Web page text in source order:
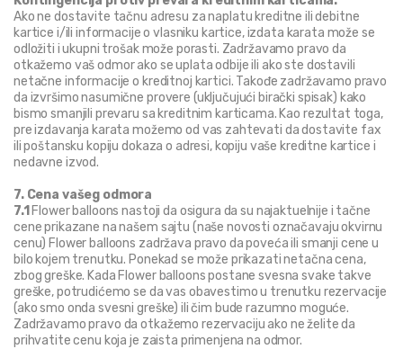
Ako ne dostavite tačnu adresu za naplatu kreditne ili debitne
kartice i/ili informacije o vlasniku kartice, izdata karata može se
odložiti i ukupni trošak može porasti. Zadržavamo pravo da
otkažemo vaš odmor ako se uplata odbije ili ako ste dostavili
netačne informacije o kreditnoj kartici. Takođe zadržavamo pravo
da izvršimo nasumične provere (uključujući birački spisak) kako
bismo smanjili prevaru sa kreditnim karticama. Kao rezultat toga,
pre izdavanja karata možemo od vas zahtevati da dostavite fax
ili poštansku kopiju dokaza o adresi, kopiju vaše kreditne kartice i
nedavne izvod.
7. Cena vašeg odmora
7.1 Flower balloons nastoji da osigura da su najaktuelnije i tačne
cene prikazane na našem sajtu (naše novosti označavaju okvirnu
cenu) Flower balloons zadržava pravo da poveća ili smanji cene u
bilo kojem trenutku. Ponekad se može prikazati netačna cena,
zbog greške. Kada Flower balloons postane svesna svake takve
greške, potrudićemo se da vas obavestimo u trenutku rezervacije
(ako smo onda svesni greške) ili čim bude razumno moguće.
Zadržavamo pravo da otkažemo rezervaciju ako ne želite da
prihvatite cenu koja je zaista primenjena na odmor.